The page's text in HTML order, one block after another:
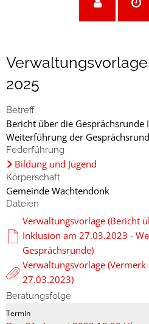
2025
Betreff
Bericht über die
Weiterführung der
Federführung
Bildung und Jugend
Körperschaft
Gemeinde Wachtendonk
Dateien
Verwaltungsvorlage (Bericht
Inklusion am 27.03.2023 -
Gesprächsrunde)
Verwaltungsvorlage
27.03.2023)
Beratungsfolge